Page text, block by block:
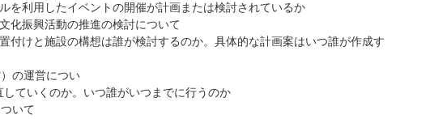
を利用したイベントの開催が計画または検討されているか
化振興活動の推進の検討について
付けと施設の構想は誰が検討するのか。具体的な計画案はいつ誰が作成す
の運営につい
ていくのか。いつ誰がいつまでに行うのか
いて